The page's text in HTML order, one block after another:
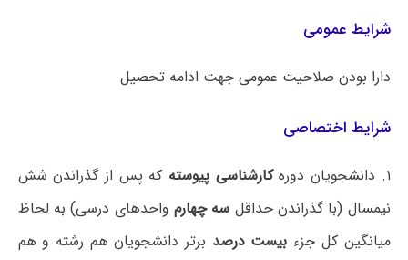
شرایط عمومی
دارا بودن صلاحیت عمومی جهت ادامه تحصیل
شرایط اختصاصی
۱. دانشجویان دوره کارشناسی پیوسته که پس از گذراندن شش
نیمسال (با گذراندن حداقل سه چهارم واحدهای درسی) به لحاظ
میانگین کل جزء بیست درصد برتر دانشجویان هم رشته و هم